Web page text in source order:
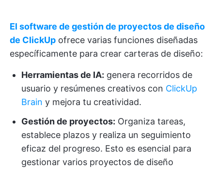
El software de gestión de proyectos de diseño
de ClickUp ofrece varias funciones diseñadas
específicamente para crear carteras de diseño:
Herramientas de IA: genera recorridos de
usuario y resúmenes creativos con ClickUp
Brain y mejora tu creatividad.
Gestión de proyectos: Organiza tareas,
establece plazos y realiza un seguimiento
eficaz del progreso. Esto es esencial para
gestionar varios proyectos de diseño